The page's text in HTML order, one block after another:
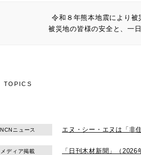
令和８年熊本地震により被
被災地の皆様の安全と、一
TOPICS
NCNニュース エヌ・シー・エヌは「非
メディア掲載 「日刊木材新聞」（